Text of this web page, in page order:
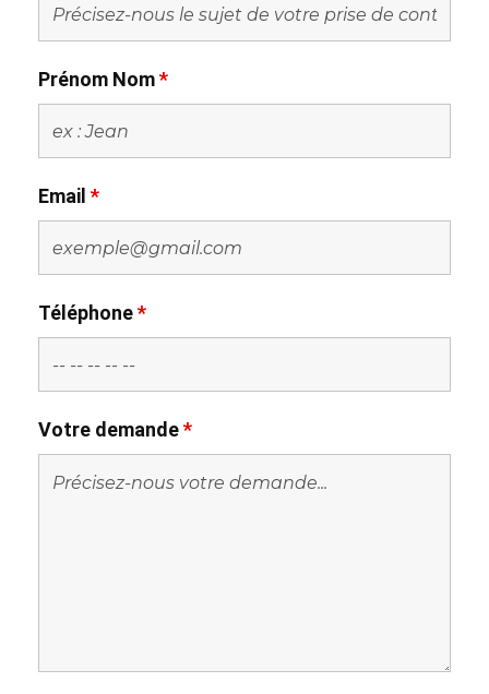
Prénom Nom*
Email *
Téléphone*
Votre demande*